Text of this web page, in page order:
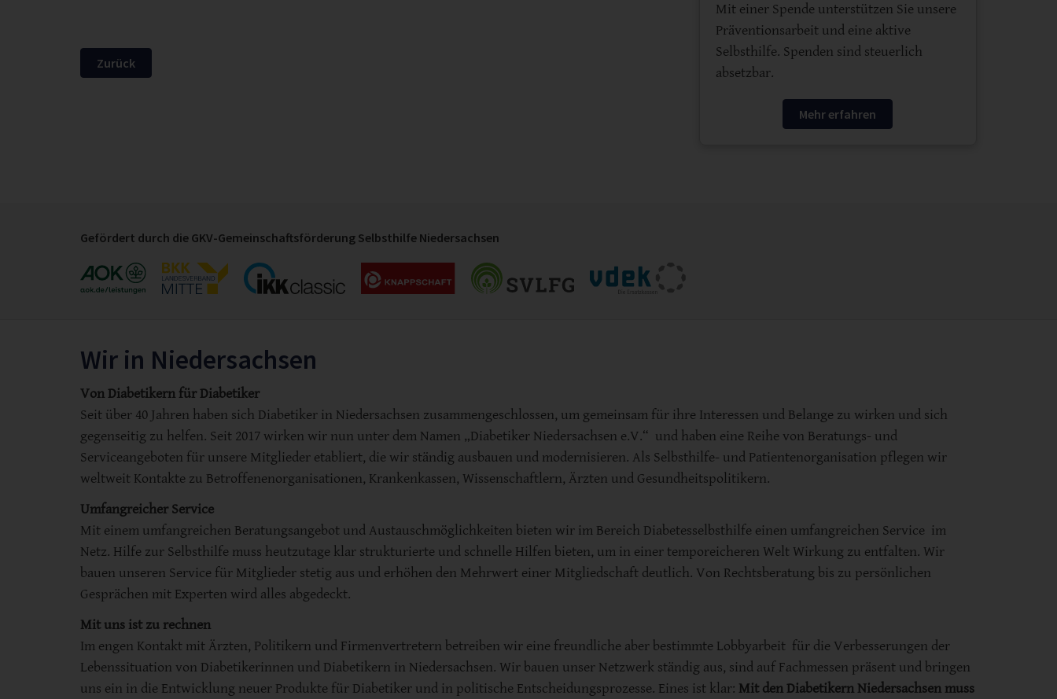
Zurück
Mit einer Spende unterstützen Sie unsere
Präventionsarbeit und eine aktive
Selbsthilfe. Spenden sind steuerlich
absetzbar.
Mehr erfahren
Gefördert durch die GKV-Gemeinschaftsförderung Selbsthilfe Niedersachsen
Wir in Niedersachsen
Von Diabetikern für Diabetiker
Seit über 40 Jahren haben sich Diabetiker in Niedersachsen zusammengeschlossen, um gemeinsam für ihre Interessen und Belange zu wirken und sich
gegenseitig zu helfen. Seit 2017 wirken wir nun unter dem Namen „Diabetiker Niedersachsen e.V.“ und haben eine Reihe von Beratungs- und
Serviceangeboten für unsere Mitglieder etabliert, die wir ständig ausbauen und modernisieren. Als Selbsthilfe- und Patientenorganisation pflegen wir
weltweit Kontakte zu Betroffenenorganisationen, Krankenkassen, Wissenschaftlern, Ärzten und Gesundheitspolitikern.
Umfangreicher Service
Mit einem umfangreichen Beratungsangebot und Austauschmöglichkeiten bieten wir im Bereich Diabetesselbsthilfe einen umfangreichen Service im
Netz. Hilfe zur Selbsthilfe muss heutzutage klar strukturierte und schnelle Hilfen bieten, um in einer temporeicheren Welt Wirkung zu entfalten. Wir
bauen unseren Service für Mitglieder stetig aus und erhöhen den Mehrwert einer Mitgliedschaft deutlich. Von Rechtsberatung bis zu persönlichen
Gesprächen mit Experten wird alles abgedeckt.
Mit uns ist zu rechnen
Im engen Kontakt mit Ärzten, Politikern und Firmenvertretern betreiben wir eine freundliche aber bestimmte Lobbyarbeit für die Verbesserungen der
Lebenssituation von Diabetikerinnen und Diabetikern in Niedersachsen. Wir bauen unser Netzwerk ständig aus, sind auf Fachmessen präsent und bringen
uns ein in die Entwicklung neuer Produkte für Diabetiker und in politische Entscheidungsprozesse. Eines ist klar: Mit den Diabetikern Niedersachsen muss